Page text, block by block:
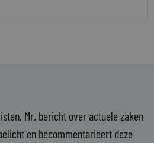
Mr. bericht over actuele zaken
en becommentarieert deze